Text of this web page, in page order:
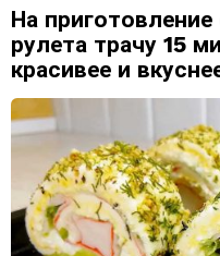
На
рулета трачу 15
красивее и